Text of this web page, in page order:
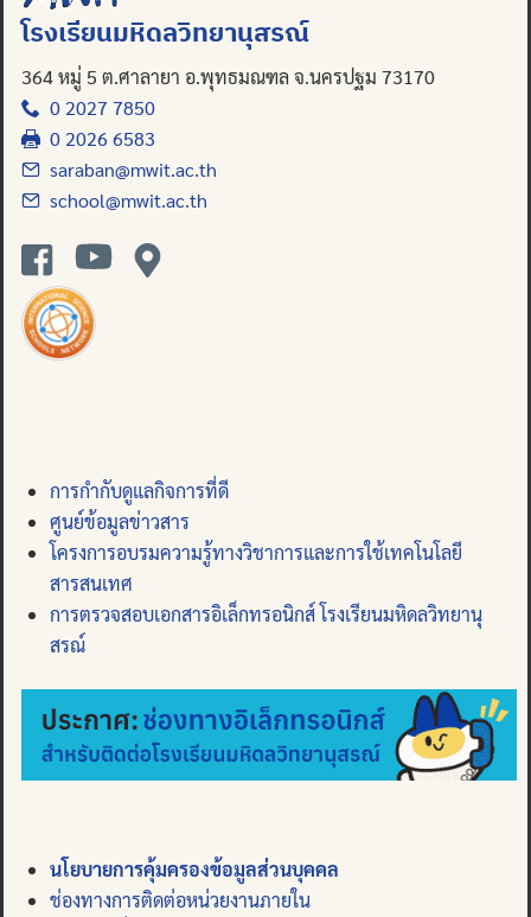
โรงเรียนมหิดลวิทยานุสรณ์
364 หมู่ 5 ต.ศาลายา อ.พุทธมณฑล จ.นครปฐม 73170
0 2027 7850
0 2026 6583
saraban@mwit.ac.th
school@mwit.ac.th
การกำกับดูแลกิจการที่ดี
ศูนย์ข้อมูลข่าวสาร
โครงการอบรมความรู้ทางวิชาการและการใช้เทคโนโลยี
สารสนเทศ
การตรวจสอบเอกสารอิเล็กทรอนิกส์ โรงเรียนมหิดลวิทยานุ
สรณ์
นโยบายการคุ้มครองข้อมูลส่วนบุคคล
ช่องทางการติดต่อหน่วยงานภายใน